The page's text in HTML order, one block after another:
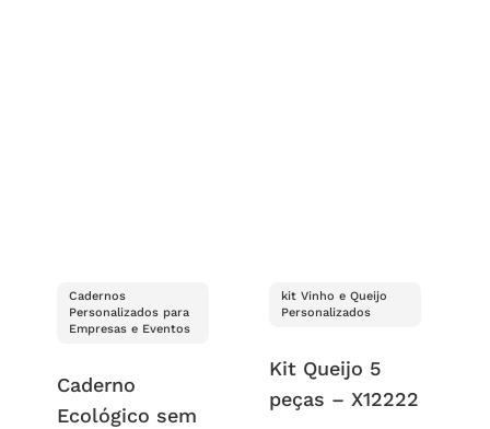
Cadernos
Personalizados para
Empresas e Eventos
Caderno
Ecológico sem
kit Vinho e Queijo
Personalizados
Kit Queijo 5
peças – X12222